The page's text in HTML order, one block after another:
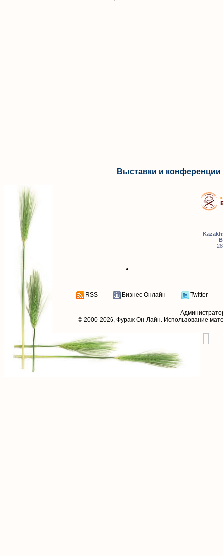
Выставки и конференции
RSS Бизнес Онлайн Twitter
© 2000-2026, Фураж Он-Лайн. Использование